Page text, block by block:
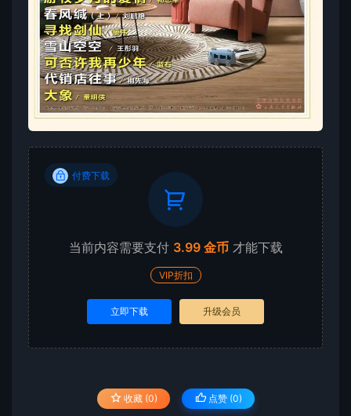
付费下载
当前内容需要支付 3.99 金币 才能下载
VIP折扣
立即下载 升级会员
收藏 (0) 点赞 (0)